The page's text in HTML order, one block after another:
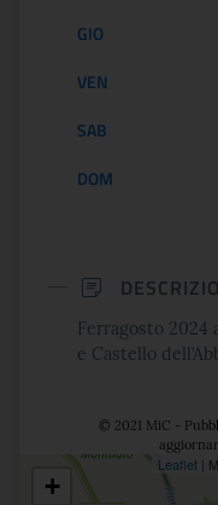
GIO
VEN
SAB
DOM
Ferragosto 2024
e Castello
© 2021 MiC -
+
Leaflet |